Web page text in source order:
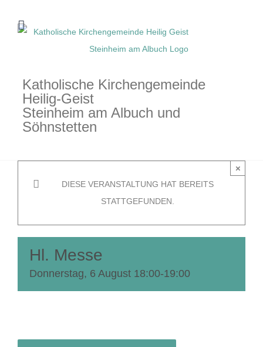
Inhalt
Katholische Kirchengemeinde
Heilig-Geist
Steinheim am Albuch und
Söhnstetten
DIESE VERANSTALTUNG HAT BEREITS
STATTGEFUNDEN.
×
Hl. Messe
Donnerstag, 6 August 18:00-19:00